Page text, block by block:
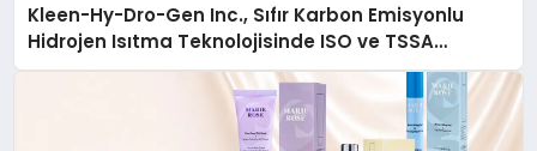
Kleen-Hy-Dro-Gen Inc., Sıfır Karbon Emisyonlu
Hidrojen Isıtma Teknolojisinde ISO ve TSSA
Düzenleyici Onaylarını Aldı